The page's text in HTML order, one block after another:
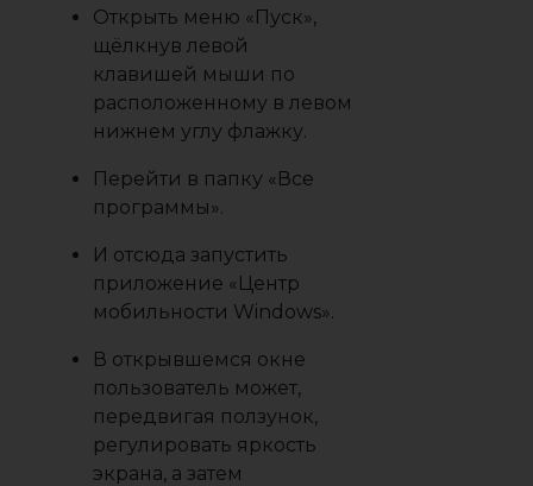
Открыть меню «Пуск»,
щёлкнув левой
клавишей мыши по
расположенному в левом
нижнем углу флажку.
Перейти в папку «Все
программы».
И отсюда запустить
приложение «Центр
мобильности Windows».
В открывшемся окне
пользователь может,
передвигая ползунок,
регулировать яркость
экрана, а затем